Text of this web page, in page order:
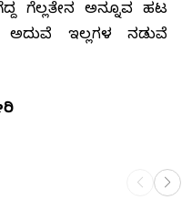
ಗೆಲ್ಲತೇನ ಅನ್ನೂವ ಹಟ
ಇಲ್ಲಗಳ ನಡುವೆ